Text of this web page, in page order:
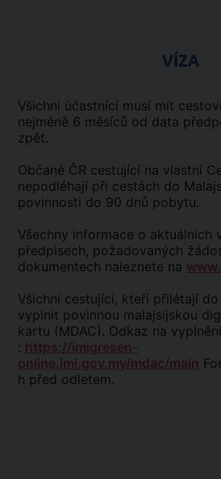
VÍZA
Všichni účastníci musí mít
nejméně 6 měsíců od data
zpět.
Občané ČR cestující na vlastní
nepodléhají při cestách do
povinnosti do 90 dnů pobytu.
Všechny informace o aktuálních
předpisech, požadovaných
dokumentech naleznete na
Všichni cestující, kteří přilétají do
vyplnit povinnou malajsijskou
kartu (MDAC). Odkaz na
: https://imigresen-
online.imi.gov.my/mdac/main
h před odletem.